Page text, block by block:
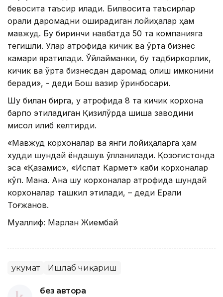
бевосита таъсир қилади. Билвосита таъсирлар
орқали даромадни оширадиган лойиҳалар ҳам
мавжуд. Бу биринчи навбатда 50 та компанияга
тегишли. Улар атрофида кичик ва ўрта бизнес
камари яратилади. Ўйлайманки, бу тадбиркорлик,
кичик ва ўрта бизнесдан даромад олиш имконини
беради», - деди Бош вазир ўринбосари.
Шу билан бирга, у атрофида 8 та кичик корхона
барпо этиладиган Қизилўрда шиша заводини
мисол қилиб келтирди.
«Мавжуд корхоналар ва янги лойиҳаларга ҳам
худди шундай ёндашув қўлланилади. Қозоғистонда
эса «Қазақмис», «Испат Кармет» каби корхоналар
кўп. Мана. Ана шу корхоналар атрофида шундай
корхоналар ташкил этилади, – деди Ерали
Тоғжанов.
Муаллиф: Марлан Жиембай
Ҳукумат Ишлаб чиқариш
без автора